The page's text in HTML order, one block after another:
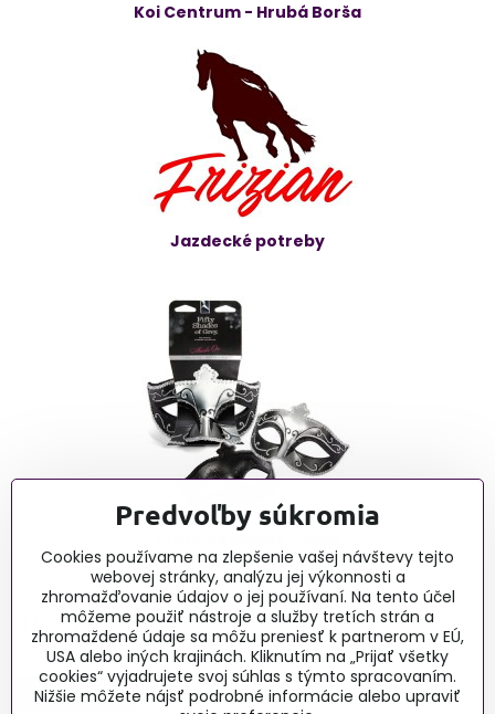
Koi Centrum - Hrubá Borša
Jazdecké potreby
0915 732 190, Po-Pia 9:00-16:00
obchod@lussy.sk
Predvoľby súkromia
Cookies používame na zlepšenie vašej návštevy tejto
webovej stránky, analýzu jej výkonnosti a
zhromažďovanie údajov o jej používaní. Na tento účel
môžeme použiť nástroje a služby tretích strán a
zhromaždené údaje sa môžu preniesť k partnerom v EÚ,
USA alebo iných krajinách. Kliknutím na „Prijať všetky
cookies“ vyjadrujete svoj súhlas s týmto spracovaním.
Nižšie môžete nájsť podrobné informácie alebo upraviť